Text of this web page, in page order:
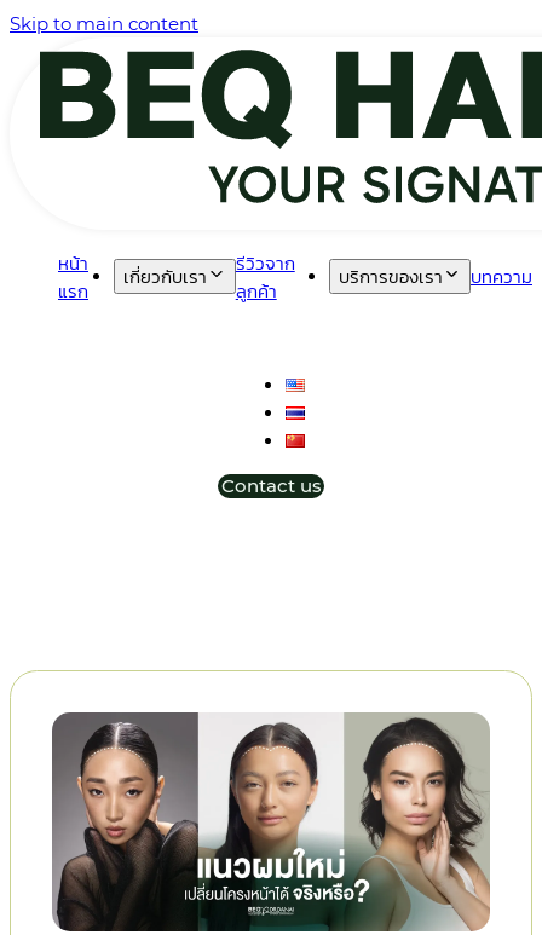
Skip to main content
หน้า
แรก
เกี่ยวกับเรา
รีวิวจาก
ลูกค้า
บริการของเรา บทความ
Contact us